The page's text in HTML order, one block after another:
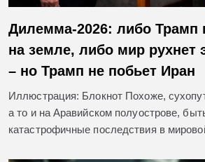
Дилемма-2026: либо Трамп
на земле, либо мир рухнет
– но Трамп не побьет Иран
Иллюстрация: Блокнот Похоже,
а то и на Аравийском полуострове,
катастрофичные последствия в